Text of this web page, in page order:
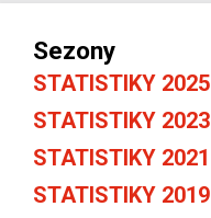
Sezony
STATISTIKY 2025
STATISTIKY 2023
STATISTIKY 2021
STATISTIKY 2019